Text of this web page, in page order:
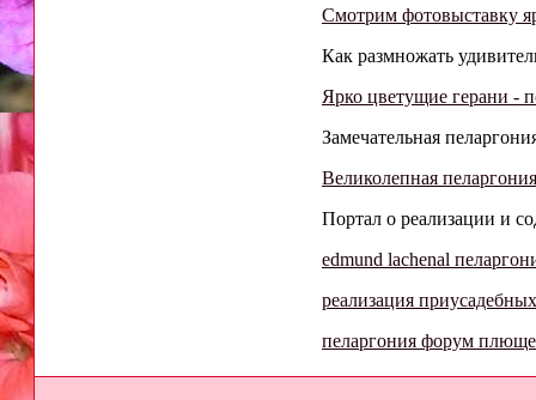
Смотрим фотовыставку
Как размножать
Ярко цветущие герани -
Замечательная
Великолепная
Портал о реализации и
edmund lachenal
реализация
пеларгония форум